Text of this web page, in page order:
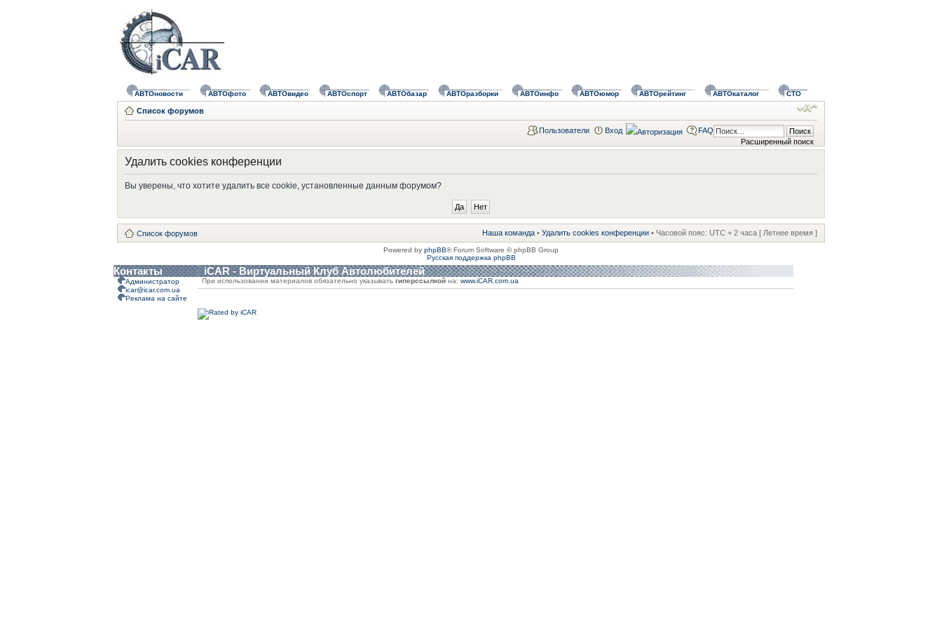
АВТОновости АВТОфото АВТОвидео АВТОспорт АВТОбазар АВТОразборки АВТОинфо АВТОюмор АВТОрейтинг АВТОкаталог СТО
Список форумов
Расширенный поиск
Пользователи Вход FAQ
Удалить cookies конференции
Вы уверены, что хотите удалить все cookie, установленные данным форумом?
Список форумов Наша команда • Удалить cookies конференции • Часовой пояс: UTC + 2 часа [ Летнее время ]
Powered by phpBB® Forum Software © phpBB Group
Русская поддержка phpBB
Контакты iCAR - Виртуальный Клуб Автолюбителей
Администратор
icar@icar.com.ua
Реклама на сайте
При использовании материалов обязательно указывать гиперссылкой на: www.iCAR.com.ua